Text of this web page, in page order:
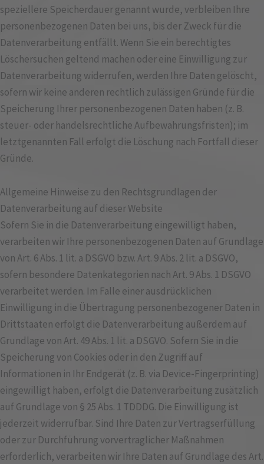
speziellere Speicherdauer genannt wurde, verbleiben Ihre
personenbezogenen Daten bei uns, bis der Zweck für die
Datenverarbeitung entfällt. Wenn Sie ein berechtigtes
Löschersuchen geltend machen oder eine Einwilligung zur
Datenverarbeitung widerrufen, werden Ihre Daten gelöscht,
sofern wir keine anderen rechtlich zulässigen Gründe für die
Speicherung Ihrer personenbezogenen Daten haben (z. B.
steuer- oder handelsrechtliche Aufbewahrungsfristen); im
letztgenannten Fall erfolgt die Löschung nach Fortfall dieser
Gründe.
Allgemeine Hinweise zu den Rechtsgrundlagen der
Datenverarbeitung auf dieser Website
Sofern Sie in die Datenverarbeitung eingewilligt haben,
verarbeiten wir Ihre personenbezogenen Daten auf Grundlage
von Art. 6 Abs. 1 lit. a DSGVO bzw. Art. 9 Abs. 2 lit. a DSGVO,
sofern besondere Datenkategorien nach Art. 9 Abs. 1 DSGVO
verarbeitet werden. Im Falle einer ausdrücklichen
Einwilligung in die Übertragung personenbezogener Daten in
Drittstaaten erfolgt die Datenverarbeitung außerdem auf
Grundlage von Art. 49 Abs. 1 lit. a DSGVO. Sofern Sie in die
Speicherung von Cookies oder in den Zugriff auf
Informationen in Ihr Endgerät (z. B. via Device-Fingerprinting)
eingewilligt haben, erfolgt die Datenverarbeitung zusätzlich
auf Grundlage von § 25 Abs. 1 TDDDG. Die Einwilligung ist
jederzeit widerrufbar. Sind Ihre Daten zur Vertragserfüllung
oder zur Durchführung vorvertraglicher Maßnahmen
erforderlich, verarbeiten wir Ihre Daten auf Grundlage des Art.